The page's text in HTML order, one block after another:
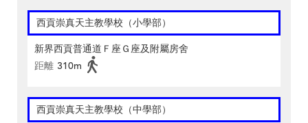
西貢崇真天主教學校（小學部）
新界西貢普通道Ｆ座Ｇ座及附屬房舍
距離 310m
西貢崇真天主教學校（中學部）